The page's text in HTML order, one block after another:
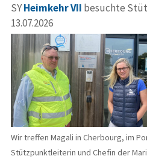
SYHeimkehr VII besuchte
13.07.2026
Wir treffen Magali in Cherbourg, im
Stützpunktleiterin und Chefin der